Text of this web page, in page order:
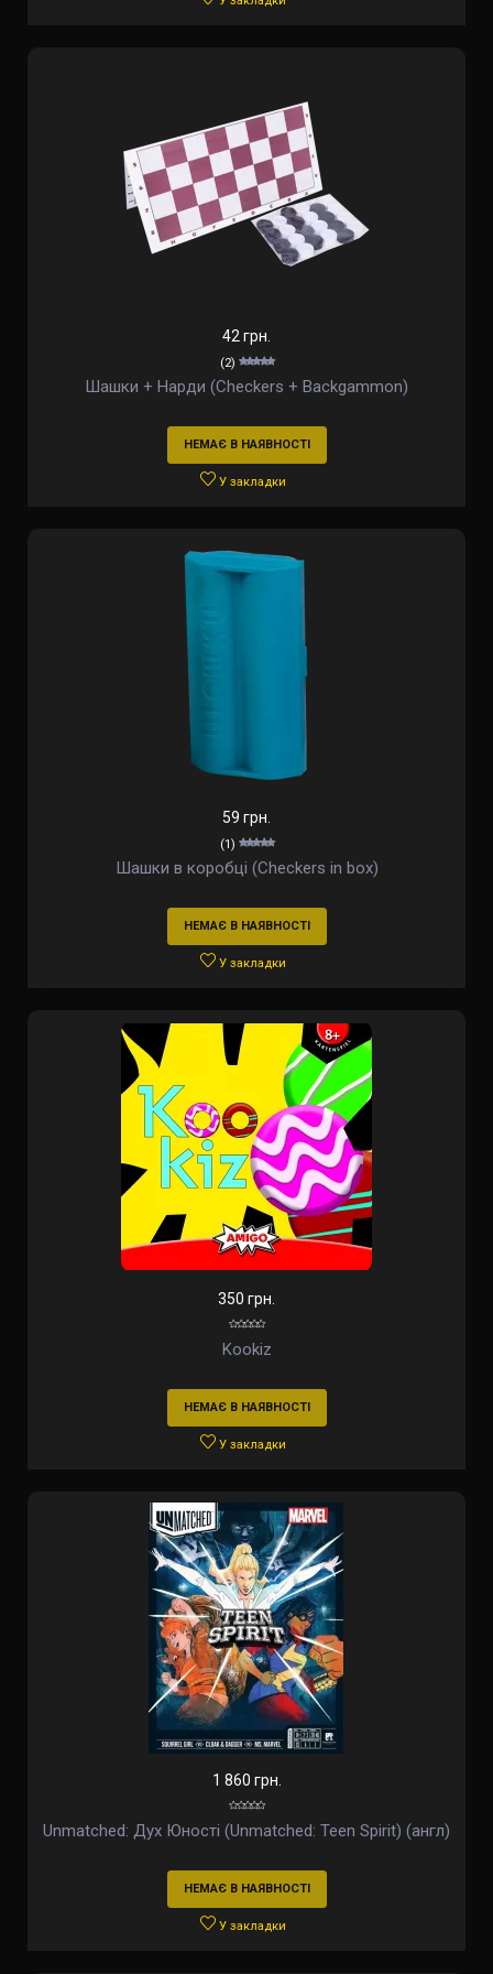
42 грн.
(2)
Шашки + Нарди (Checkers + Backgammon)
НЕМАЄ В НАЯВНОСТІ
У закладки
59 грн.
(1)
Шашки в коробці (Checkers in box)
НЕМАЄ В НАЯВНОСТІ
У закладки
350 грн.
Kookiz
НЕМАЄ В НАЯВНОСТІ
У закладки
1 860 грн.
Unmatched: Дух Юності (Unmatched: Teen Spirit) (англ)
НЕМАЄ В НАЯВНОСТІ
У закладки